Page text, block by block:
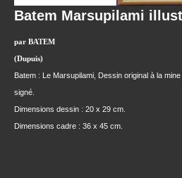
Batem Marsupilami
par BATEM
(Dupuis)
Batem : Le Marsupilami, Dessin original à la
signé.
Dimensions dessin : 20 x 29 cm.
Dimensions cadre : 36 x 45 cm.